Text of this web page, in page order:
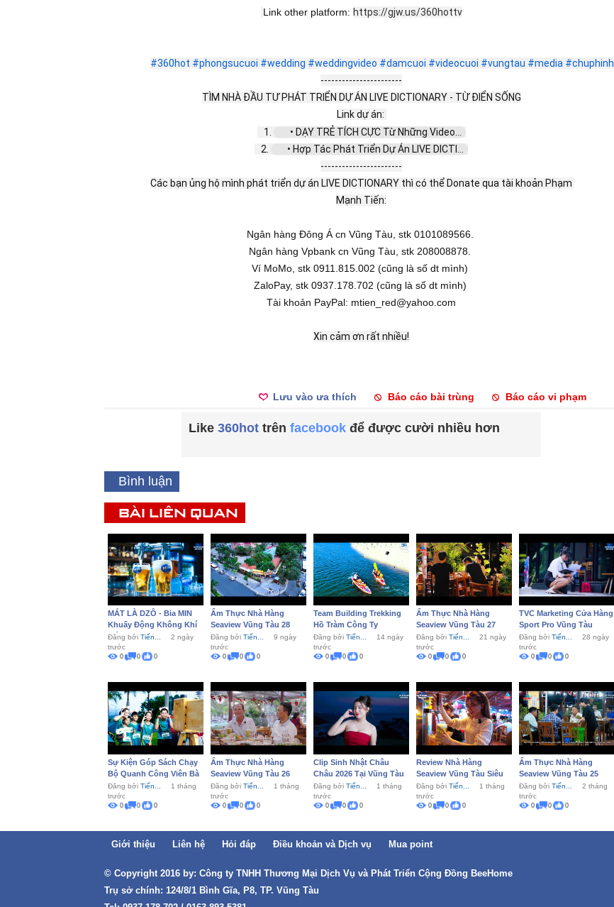
Link other platform: https://gjw.us/360hottv
#360hot #phongsucuoi #wedding #weddingvideo #damcuoi #videocuoi #vungtau #media #chuphinh
-----------------------
TÌM NHÀ ĐẦU TƯ PHÁT TRIỂN DỰ ÁN LIVE DICTIONARY - TỪ ĐIỂN SỐNG
Link dự án:
   1.
• DẠY TRẺ TÍCH CỰC Từ Những Video...
   2.
• Hợp Tác Phát Triển Dự Án LIVE DICTI...
-----------------------
Các bạn ủng hộ mình phát triển dự án LIVE DICTIONARY thì có thể Donate qua tài khoản Phạm
Mạnh Tiến:
Ngân hàng Đông Á cn Vũng Tàu, stk 0101089566.
Ngân hàng Vpbank cn Vũng Tàu, stk 208008878.
Ví MoMo, stk 0911.815.002 (cũng là số dt mình)
ZaloPay, stk 0937.178.702 (cũng là số dt mình)
Tài khoản PayPal: mtien_red@yahoo.com
Xin cảm ơn rất nhiều!
Lưu vào ưa thích Báo cáo bài trùng Báo cáo vi phạm
Like 360hottrên facebookđể được cười nhiều hơn
Bình luận
BÀI LIÊN QUAN
MÁT LÀ DZÔ - Bia MIN
Khuấy Động Không Khí
Tiệc...
Đăng bởi Tiến...
2 ngày
trước
0 0 0
Ẩm Thực Nhà Hàng
Seaview Vũng Tàu 28
Đăng bởi Tiến...
9 ngày
trước
0 0 0
Team Building Trekking
Hồ Tràm Công Ty
Leafseal
Đăng bởi Tiến...
14 ngày
trước
0 0 0
Ẩm Thực Nhà Hàng
Seaview Vũng Tàu 27
Đăng bởi Tiến...
21 ngày
trước
0 0 0
TVC Marketing Cửa Hàng
Sport Pro Vũng Tàu
Đăng bởi Tiến...
28 ngày
trước
0 0 0
Sự Kiện Góp Sách Chạy
Bộ Quanh Công Viên Bà
Rịa
Đăng bởi Tiến...
1 tháng
trước
0 0 0
Ẩm Thực Nhà Hàng
Seaview Vũng Tàu 26
Đăng bởi Tiến...
1 tháng
trước
0 0 0
Clip Sinh Nhật Châu
Châu 2026 Tại Vũng Tàu
Đăng bởi Tiến...
1 tháng
trước
0 0 0
Review Nhà Hàng
Seaview Vũng Tàu Siêu
Ngon 2026
Đăng bởi Tiến...
1 tháng
trước
0 0 0
Ẩm Thực Nhà Hàng
Seaview Vũng Tàu 25
Đăng bởi Tiến...
2 tháng
trước
0 0 0
Giới thiệu Liên hệ Hỏi đáp Điều khoản và Dịch vụ Mua point
© Copyright 2016 by: Công ty TNHH Thương Mại Dịch Vụ và Phát Triển Cộng Đồng BeeHome
Trụ sở chính: 124/8/1 Bình Gĩa, P8, TP. Vũng Tàu